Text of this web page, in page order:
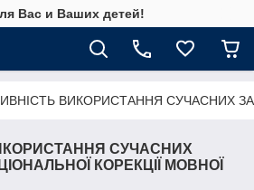
Вас и Ваших детей!
ВИКОРИСТАННЯ СУЧАСНИХ
СУЧАСНИХ
КОРЕКЦІЇ МОВНОЇ